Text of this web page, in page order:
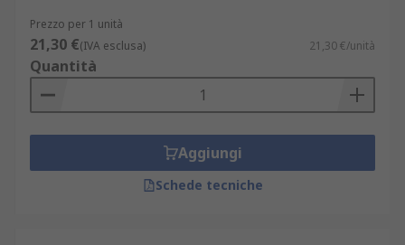
Prezzo per 1 unità
21,30 €(IVA esclusa) 21,30 €/unità
Quantità
Aggiungi
Schede tecniche